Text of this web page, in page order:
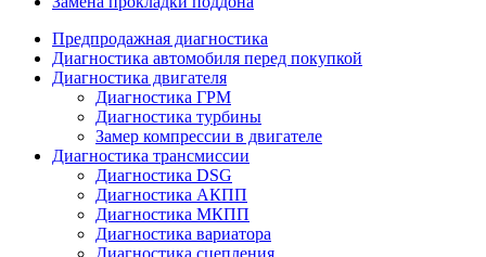
Предпродажная диагностика
Диагностика автомобиля перед покупкой
Диагностика двигателя
Диагностика ГРМ
Диагностика турбины
Замер компрессии в двигателе
Диагностика трансмиссии
Диагностика DSG
Диагностика АКПП
Диагностика МКПП
Диагностика вариатора